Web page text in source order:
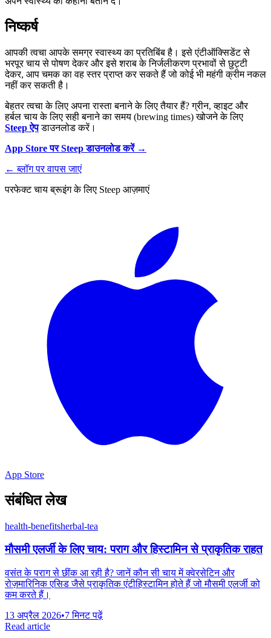
निष्कर्ष
आपकी त्वचा आपके समग्र स्वास्थ्य का प्रतिबिंब है। इसे एंटीऑक्सिडेंट से
भरपूर चाय से पोषण देकर और इसे शराब के निर्जलीकरण प्रभावों से छुट्टी
देकर, आप चमक का वह स्तर प्राप्त कर सकते हैं जो कोई भी महंगी क्रीम नकल
नहीं कर सकती है।
बेहतर त्वचा के लिए अपना रास्ता बनाने के लिए तैयार हैं? ग्रीन, व्हाइट और
हर्बल चाय के लिए सही बनाने का समय (brewing times) खोजने के लिए
Steep ऐपडाउनलोड करें।
App Store पर Steep डाउनलोड करें →
←ब्लॉग पर वापस जाएं
परफेक्ट चाय ब्रूइंग के लिए Steep आज़माएं
App Store
संबंधित लेख
health-benefitsherbal-tea
मौसमी एलर्जी के लिए चाय: पराग और हिस्टामिन से प्राकृतिक राहत
वसंत के पराग से छींक आ रही है? जानें कौन सी चाय में क्वेरसेटिन और
रोज़मारिनिक एसिड जैसे प्राकृतिक एंटीहिस्टामिन होते हैं जो मौसमी एलर्जी को
कम करते हैं।
13 अप्रैल 2026•7 मिनट पढ़ें
Read article